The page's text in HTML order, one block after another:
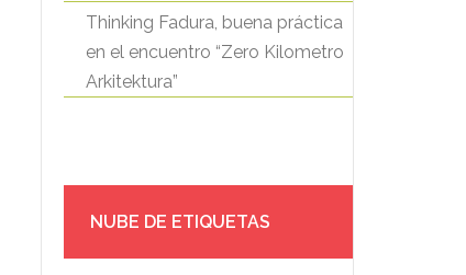
Thinking Fadura, buena práctica
en el encuentro “Zero Kilometro
Arkitektura”
NUBE DE ETIQUETAS